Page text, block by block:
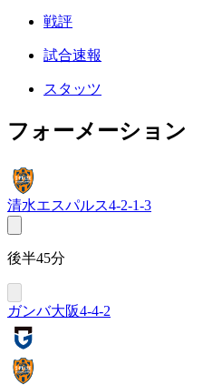
戦評
試合速報
スタッツ
フォーメーション
清水エスパルス4-2-1-3
後半45分
ガンバ大阪4-4-2